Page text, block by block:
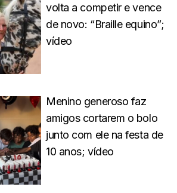
volta a competir e vence
de novo: “Braille equino”;
vídeo
Menino generoso faz
amigos cortarem o bolo
junto com ele na festa de
10 anos; vídeo